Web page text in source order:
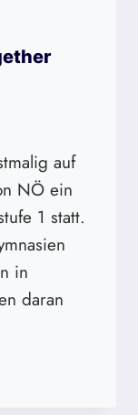
auf
NÖ ein
1 statt.
in
daran